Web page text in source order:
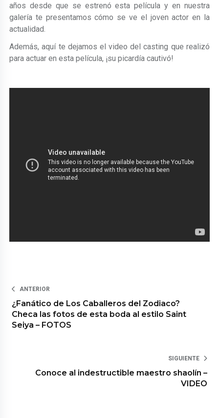
años desde que se estrenó esta película y en nuestra
galería te presentamos cómo se ve el joven actor en la
actualidad.
Además, aquí te dejamos el video del casting que realizó
para actuar en esta película, ¡su picardía cautivó!
ANTERIOR
¿Fanático de Los Caballeros del Zodiaco?
Checa las fotos de esta boda al estilo Saint
Seiya – FOTOS
SIGUIENTE
Conoce al indestructible maestro shaolín –
VIDEO